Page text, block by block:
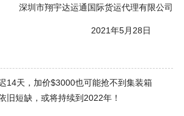
深圳市翔宇达运通国际货运代理有限公司
2021年5月28日
14天，加价$3000也可能抢不到集装箱
旧短缺，或将持续到2022年！